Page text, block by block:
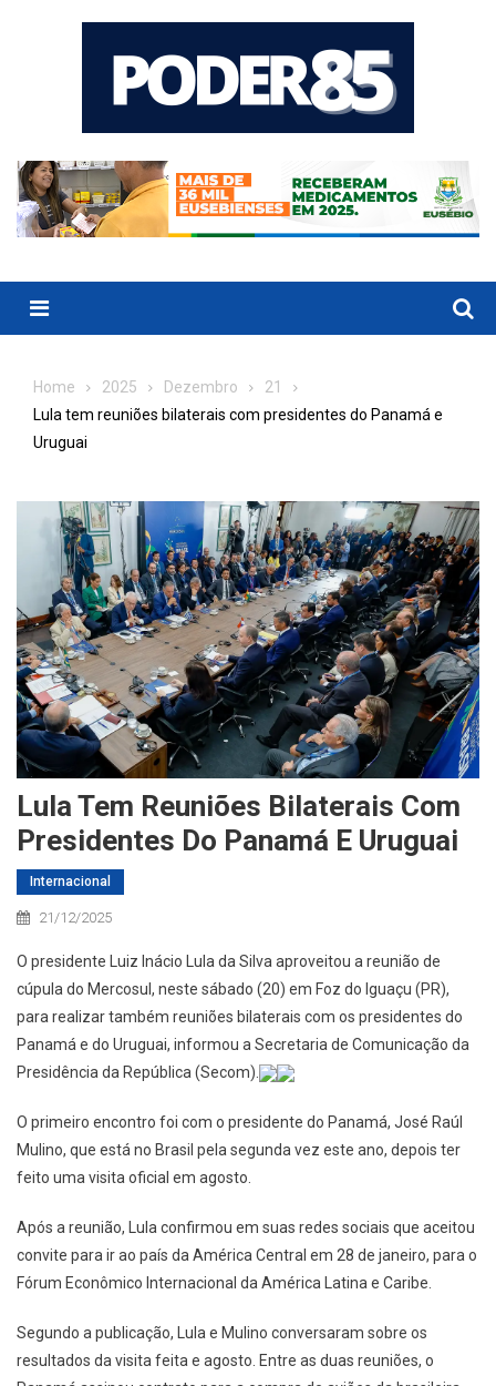
Menu
Home 2025 Dezembro
21
Lula tem reuniões bilaterais com presidentes do Panamá e
Uruguai
Lula Tem Reuniões Bilaterais Com
Presidentes Do Panamá E Uruguai
Internacional
21/12/2025
O presidente Luiz Inácio Lula da Silva aproveitou a reunião de
cúpula do Mercosul, neste sábado (20) em Foz do Iguaçu (PR),
para realizar também reuniões bilaterais com os presidentes do
Panamá e do Uruguai, informou a Secretaria de Comunicação da
Presidência da República (Secom).
O primeiro encontro foi com o presidente do Panamá, José Raúl
Mulino, que está no Brasil pela segunda vez este ano, depois ter
feito uma visita oficial em agosto.
Após a reunião, Lula confirmou em suas redes sociais que aceitou
convite para ir ao país da América Central em 28 de janeiro, para o
Fórum Econômico Internacional da América Latina e Caribe.
Segundo a publicação, Lula e Mulino conversaram sobre os
resultados da visita feita e agosto. Entre as duas reuniões, o